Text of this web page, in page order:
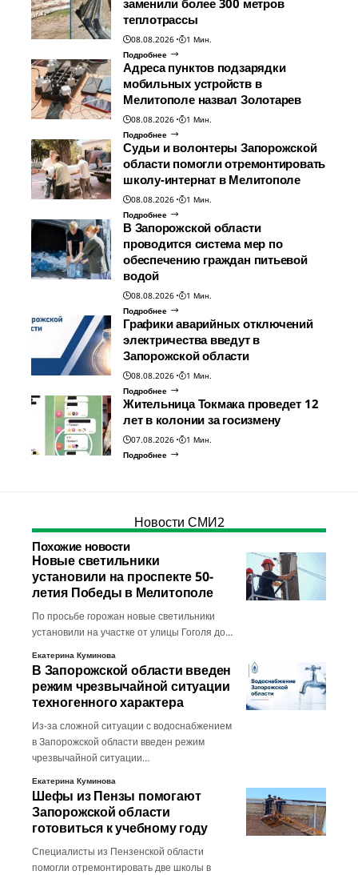
теплотрассы
08.08.2026
1 Мин.
Подробнее
Адреса пунктов подзарядки
мобильных устройств в
Мелитополе назвал Золотарев
08.08.2026
1 Мин.
Подробнее
Судьи и волонтеры Запорожской
области помогли отремонтировать
школу-интернат в Мелитополе
08.08.2026
1 Мин.
Подробнее
В Запорожской области
проводится система мер по
обеспечению граждан питьевой
водой
08.08.2026
1 Мин.
Подробнее
Графики аварийных отключений
электричества введут в
Запорожской области
08.08.2026
1 Мин.
Подробнее
Жительница Токмака проведет 12
лет в колонии за госизмену
07.08.2026
1 Мин.
Подробнее
Новости СМИ2
Похожие новости
Новые светильники
установили на проспекте 50-
летия Победы в Мелитополе
По просьбе горожан новые светильники
установили на участке от улицы Гоголя до…
Екатерина Куминова
В Запорожской области введен
режим чрезвычайной ситуации
техногенного характера
Из-за сложной ситуации с водоснабжением
в Запорожской области введен режим
чрезвычайной ситуации…
Екатерина Куминова
Шефы из Пензы помогают
Запорожской области
готовиться к учебному году
Специалисты из Пензенской области
помогли отремонтировать две школы в